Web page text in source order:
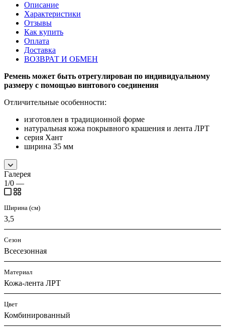
Описание
Характеристики
Отзывы
Как купить
Оплата
Доставка
ВОЗВРАТ И ОБМЕН
Ремень может быть отрегулирован по индивидуальному
размеру с помощью винтового соединения
Отличительные особенности:
изготовлен в традиционной форме
натуральная кожа покрывного крашения и лента ЛРТ
серия Хант
ширина 35 мм
Галерея
1/0 —
Ширина (см)
3,5
Сезон
Всесезонная
Материал
Кожа-лента ЛРТ
Цвет
Комбинированный